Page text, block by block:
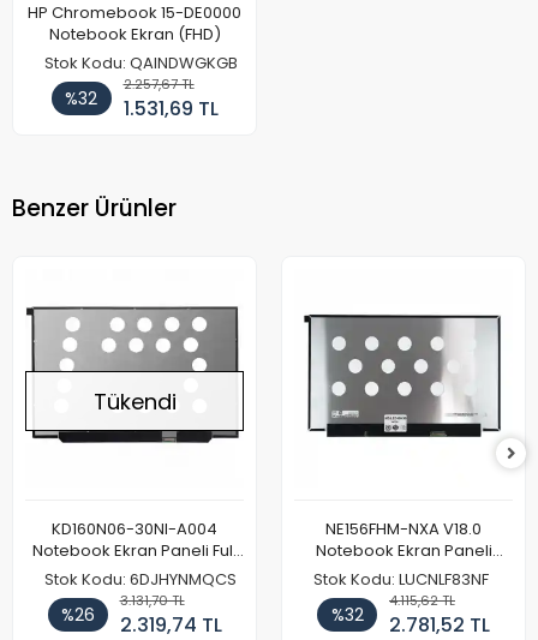
HP Chromebook 15-DE0000
Notebook Ekran (FHD)
Stok Kodu: QAINDWGKGB
%32
2.257,67 TL
1.531,69 TL
Benzer Ürünler
Tükendi
KD160N06-30NI-A004
Notebook Ekran Paneli Full
HD
Stok Kodu: 6DJHYNMQCS
%26
3.131,70 TL
2.319,74 TL
NE156FHM-NXA V18.0
Notebook Ekran Paneli
144Hz
Stok Kodu: LUCNLF83NF
%32
4.115,62 TL
2.781,52 TL